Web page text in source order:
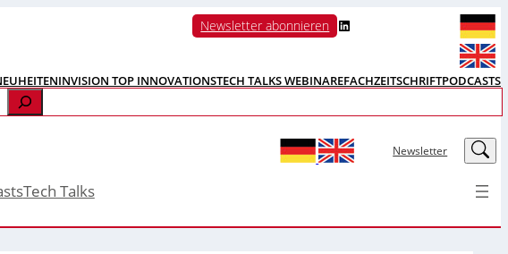
Newsletter abonnieren LinkedIn
INVISION TOP INNOVATIONSTECH TALKS WEBINAREFACHZEITSCHRIFTPODCASTS
Newsletter LinkedIn
Tech Talks